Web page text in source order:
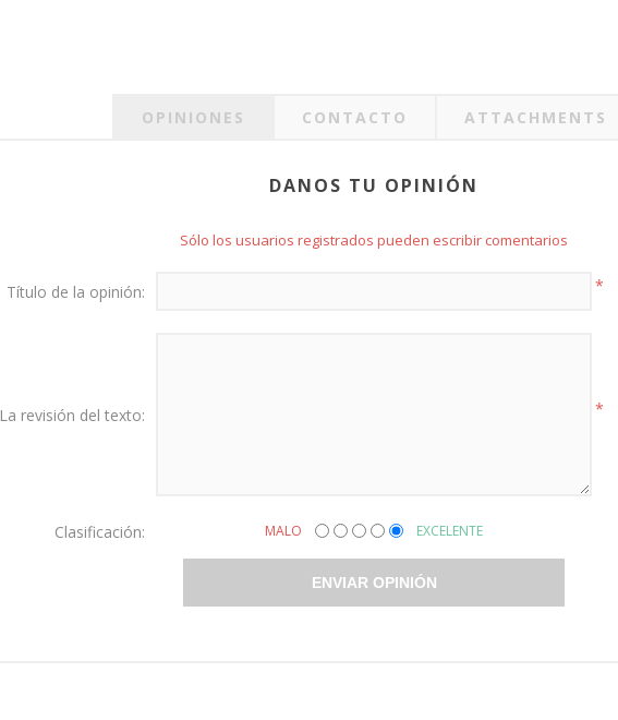
OPINIONES CONTACTO ATTACHMENTS
DANOS TU OPINIÓN
Sólo los usuarios registrados pueden escribir comentarios
Título de la opinión: *
La revisión del texto: *
Clasificación: MALO EXCELENTE
ENVIAR OPINIÓN